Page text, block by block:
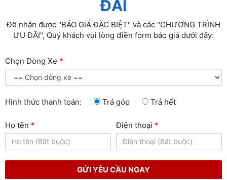
Đèn trần & gương quan sát trong cabin
ĐÃI
Để nhận được "BÁO GIÁ ĐẶC BIỆT" và các "CHƯƠNG TRÌNH
ƯU ĐÃI", Quý khách vui lòng điền form báo giá dưới đây:
Chọn Dòng Xe *
Hình thức thanh toán: Trả góp Trả hết
Họ tên * Điện thoại *
GỬI YÊU CẦU NGAY